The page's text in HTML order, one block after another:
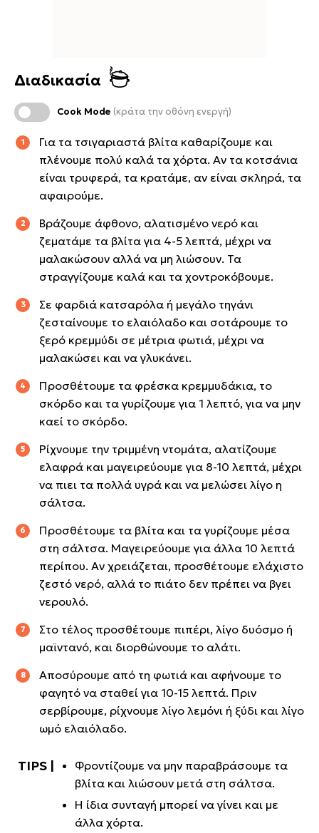
Διαδικασία
Cook Mode (κράτα την οθόνη ενεργή)
Για τα τσιγαριαστά βλίτα καθαρίζουμε και
πλένουμε πολύ καλά τα χόρτα. Αν τα κοτσάνια
είναι τρυφερά, τα κρατάμε, αν είναι σκληρά, τα
αφαιρούμε.
Βράζουμε άφθονο, αλατισμένο νερό και
ζεματάμε τα βλίτα για 4-5 λεπτά, μέχρι να
μαλακώσουν αλλά να μη λιώσουν. Τα
στραγγίζουμε καλά και τα χοντροκόβουμε.
Σε φαρδιά κατσαρόλα ή μεγάλο τηγάνι
ζεσταίνουμε το ελαιόλαδο και σοτάρουμε το
ξερό κρεμμύδι σε μέτρια φωτιά, μέχρι να
μαλακώσει και να γλυκάνει.
Προσθέτουμε τα φρέσκα κρεμμυδάκια, το
σκόρδο και τα γυρίζουμε για 1 λεπτό, για να μην
καεί το σκόρδο.
Ρίχνουμε την τριμμένη ντομάτα, αλατίζουμε
ελαφρά και μαγειρεύουμε για 8-10 λεπτά, μέχρι
να πιει τα πολλά υγρά και να μελώσει λίγο η
σάλτσα.
Προσθέτουμε τα βλίτα και τα γυρίζουμε μέσα
στη σάλτσα. Μαγειρεύουμε για άλλα 10 λεπτά
περίπου. Αν χρειάζεται, προσθέτουμε ελάχιστο
ζεστό νερό, αλλά το πιάτο δεν πρέπει να βγει
νερουλό.
Στο τέλος προσθέτουμε πιπέρι, λίγο δυόσμο ή
μαϊντανό, και διορθώνουμε το αλάτι.
Αποσύρουμε από τη φωτιά και αφήνουμε το
φαγητό να σταθεί για 10-15 λεπτά. Πριν
σερβίρουμε, ρίχνουμε λίγο λεμόνι ή ξύδι και λίγο
ωμό ελαιόλαδο.
Φροντίζουμε να μην παραβράσουμε τα
βλίτα και λιώσουν μετά στη σάλτσα.
Η ίδια συνταγή μπορεί να γίνει και με
άλλα χόρτα.